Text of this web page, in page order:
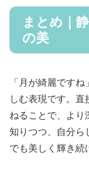
まとめ｜
の美
「月が綺麗です
しむ表現です。
ねることで、より
知りつつ、自分ら
でも美しく輝き続